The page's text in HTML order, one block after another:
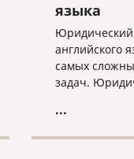
языка
Юридический
английского
самых
задач.
судебные
...